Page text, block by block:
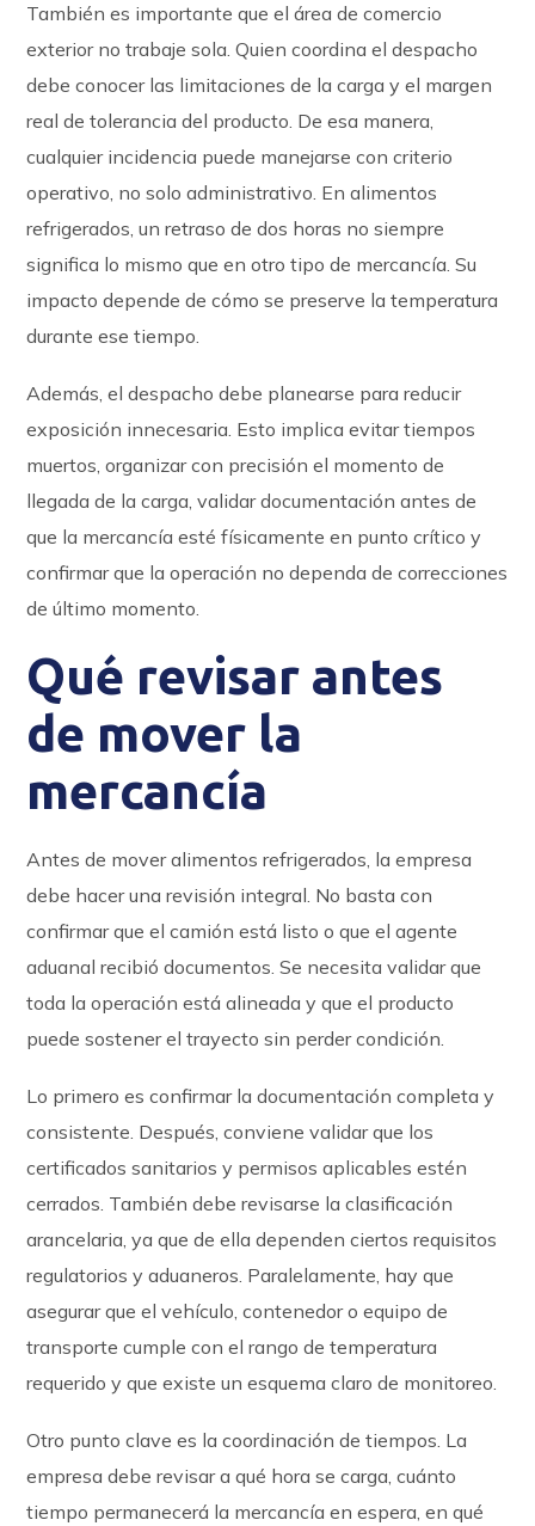
También es importante que el área de comercio
exterior no trabaje sola. Quien coordina el despacho
debe conocer las limitaciones de la carga y el margen
real de tolerancia del producto. De esa manera,
cualquier incidencia puede manejarse con criterio
operativo, no solo administrativo. En alimentos
refrigerados, un retraso de dos horas no siempre
significa lo mismo que en otro tipo de mercancía. Su
impacto depende de cómo se preserve la temperatura
durante ese tiempo.
Además, el despacho debe planearse para reducir
exposición innecesaria. Esto implica evitar tiempos
muertos, organizar con precisión el momento de
llegada de la carga, validar documentación antes de
que la mercancía esté físicamente en punto crítico y
confirmar que la operación no dependa de correcciones
de último momento.
Qué revisar antes
de mover la
mercancía
Antes de mover alimentos refrigerados, la empresa
debe hacer una revisión integral. No basta con
confirmar que el camión está listo o que el agente
aduanal recibió documentos. Se necesita validar que
toda la operación está alineada y que el producto
puede sostener el trayecto sin perder condición.
Lo primero es confirmar la documentación completa y
consistente. Después, conviene validar que los
certificados sanitarios y permisos aplicables estén
cerrados. También debe revisarse la clasificación
arancelaria, ya que de ella dependen ciertos requisitos
regulatorios y aduaneros. Paralelamente, hay que
asegurar que el vehículo, contenedor o equipo de
transporte cumple con el rango de temperatura
requerido y que existe un esquema claro de monitoreo.
Otro punto clave es la coordinación de tiempos. La
empresa debe revisar a qué hora se carga, cuánto
tiempo permanecerá la mercancía en espera, en qué